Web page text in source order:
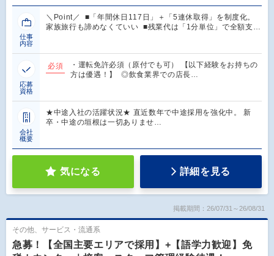
仕事
内容
＼Point／ ■「年間休日117日」＋「5連休取得」を制度化。
家族旅行も諦めなくていい ■残業代は「1分単位」で全額支…
応募
資格
必須
・運転免許必須（原付でも可） 【以下経験をお持ちの
方は優遇！】 ◎飲食業界での店長…
会社
概要
★中途入社の活躍状況★ 直近数年で中途採用を強化中。 新
卒・中途の垣根は一切ありませ…
気になる 詳細を見る
掲載期間：26/07/31～26/08/31
その他、サービス・流通系
急募！【全国主要エリアで採用】+【語学力歓迎】免